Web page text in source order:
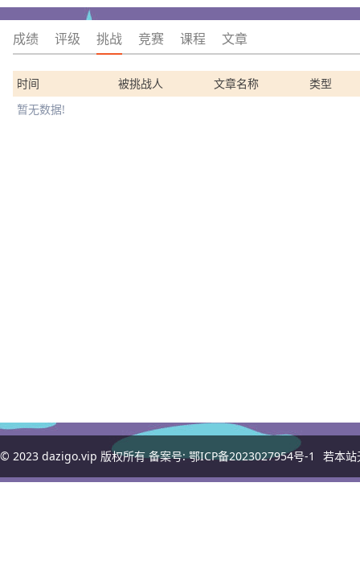
成绩 评级 挑战 竞赛 课程 文章
时间 被挑战人 文章名称
类型
暂无数据!
© 2023 dazigo.vip 版权所有 备案号:鄂ICP备2023027954号-1 若本